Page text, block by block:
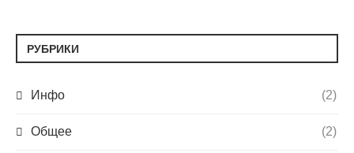
РУБРИКИ
Инфо (2)
Общее (2)